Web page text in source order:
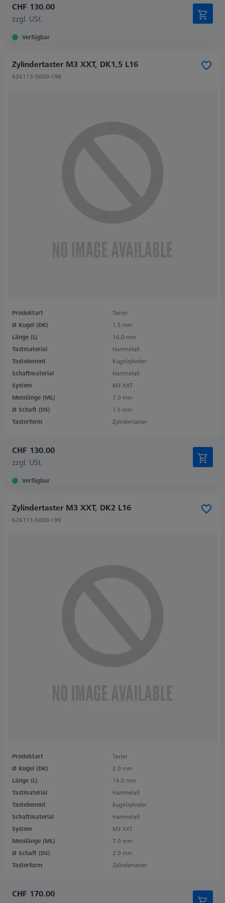
CHF 130.00
zzgl. USt.
Verfügbar
Zylindertaster M3 XXT, DK1,5 L16
626113-5000-198
Produktart
Taster
Ø Kugel (DK)
1.5 mm
Länge (L)
16.0 mm
Tastmaterial
Hartmetall
Tastelement
Kugelzylinder
Schaftmaterial
Hartmetall
System
M3 XXT
Messlänge (ML)
7.0 mm
Ø Schaft (DS)
1.5 mm
Tasterform
Zylindertaster
CHF 130.00
zzgl. USt.
Verfügbar
Zylindertaster M3 XXT, DK2 L16
626113-5000-199
Produktart
Taster
Ø Kugel (DK)
2.0 mm
Länge (L)
16.0 mm
Tastmaterial
Hartmetall
Tastelement
Kugelzylinder
Schaftmaterial
Hartmetall
System
M3 XXT
Messlänge (ML)
7.0 mm
Ø Schaft (DS)
2.0 mm
Tasterform
Zylindertaster
CHF 170.00